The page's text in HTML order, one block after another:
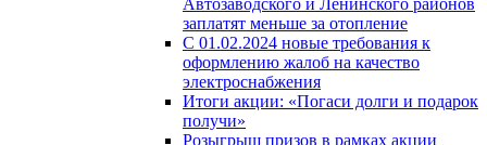
Автозаводского и Ленинского районов
заплатят меньше за отопление
С 01.02.2024 новые требования к
оформлению жалоб на качество
электроснабжения
Итоги акции: «Погаси долги и подарок
получи»
Розыгрыш призов в рамках акции